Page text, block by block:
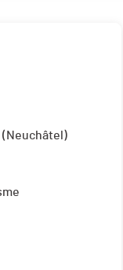
(Neuchâtel)